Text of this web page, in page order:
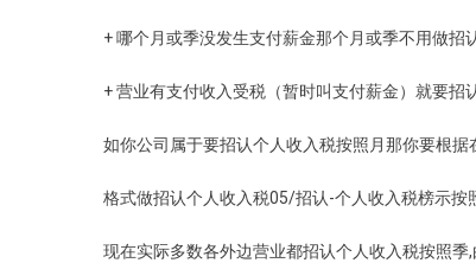
+ 哪个月或季没发生支付薪金那个月或季不用做招
+ 营业有支付收入受税（暂时叫支付薪金）就要招
如你公司属于要招认个人收入税按照月那你要根据
格式做招认个人收入税05/招认-个人收入税榜示按
现在实际多数各外边营业都招认个人收入税按照季